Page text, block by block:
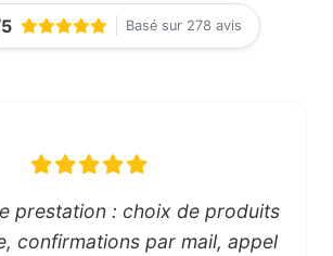
Basé sur 278 avis
prestation : choix de produits
confirmations par mail, appel